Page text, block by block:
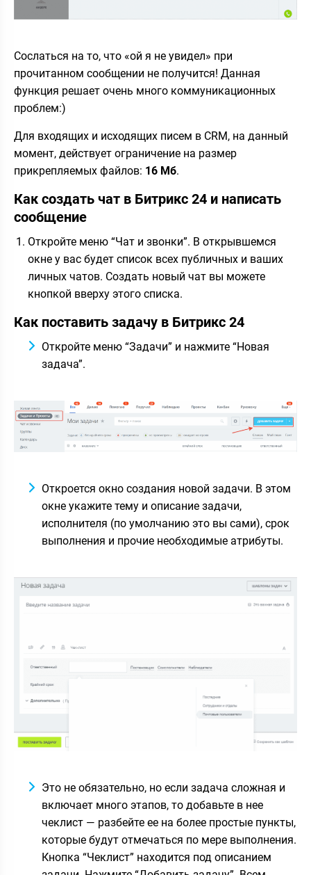
Сослаться на то, что «ой я не увидел» при
прочитанном сообщении не получится! Данная
функция решает очень много коммуникационных
проблем:)
Для входящих и исходящих писем в CRM, на данный
момент, действует ограничение на размер
прикрепляемых файлов: 16 Мб.
Как создать чат в Битрикс 24 и написать
сообщение
Откройте меню “Чат и звонки”. В открывшемся
окне у вас будет список всех публичных и ваших
личных чатов. Создать новый чат вы можете
кнопкой вверху этого списка.
Как поставить задачу в Битрикс 24
Откройте меню “Задачи” и нажмите “Новая
задача”.
Откроется окно создания новой задачи. В этом
окне укажите тему и описание задачи,
исполнителя (по умолчанию это вы сами), срок
выполнения и прочие необходимые атрибуты.
Это не обязательно, но если задача сложная и
включает много этапов, то добавьте в нее
чеклист — разбейте ее на более простые пункты,
которые будут отмечаться по мере выполнения.
Кнопка “Чеклист” находится под описанием